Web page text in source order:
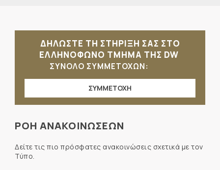
ΔΗΛΩΣΤΕ ΤΗ ΣΤΗΡΙΞΗ ΣΑΣ ΣΤΟ
ΕΛΛΗΝΟΦΩΝΟ ΤΜΗΜΑ ΤΗΣ DW
ΣΥΝΟΛΟ ΣΥΜΜΕΤΟΧΩΝ:
ΣΥΜΜΕΤΟΧΗ
ΡΟΗ ΑΝΑΚΟΙΝΩΣΕΩΝ
Δείτε τις πιο πρόσφατες ανακοινώσεις σχετικά με τον
Τύπο.